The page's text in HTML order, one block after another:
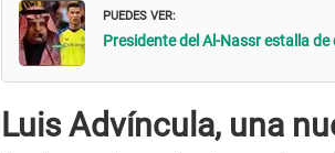
PUEDES VER:
Presidente del Al-Nassr estalla
Luis Advíncula, una